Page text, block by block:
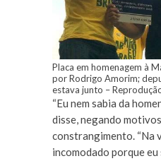
Placa em homenagem à
por Rodrigo Amorim;
estava junto –
“Eu nem sabia da
disse, negando
constrangimento. “Na
incomodado porque eu